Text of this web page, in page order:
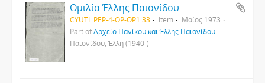
Ομιλία Έλλης Παιονίδου
CYUTL PEP-4-OP-OP1.33 Item
Μαίος 1973
Part ofΑρχείο Πανίκου και Έλλης Παιονίδου
Παιονίδου, Έλλη (1940-)